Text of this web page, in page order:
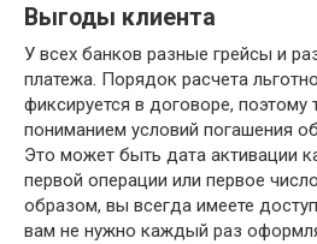
Выгоды клиента
У всех банков разные грейсы и
платежа. Порядок расчета
фиксируется в договоре, поэтому
пониманием условий погашения
Это может быть дата активации
первой операции или первое
образом, вы всегда имеете
вам не нужно каждый раз